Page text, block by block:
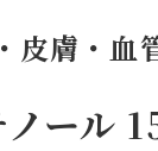
皮膚・血
ノール